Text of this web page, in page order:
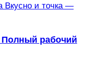
Полный рабочий